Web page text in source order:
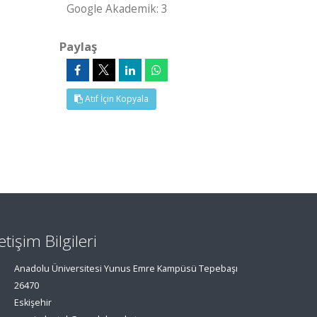
Google Akademik: 3
Paylaş
Atıf İçin Kopyala
Bilgileri
Anadolu Üniversitesi Yunus Emre Kampüsü Tepebaşı
26470
Eskişehir